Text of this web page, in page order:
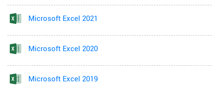
Microsoft Excel 2021
Microsoft Excel 2020
Microsoft Excel 2019